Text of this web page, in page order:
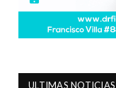
ULTIMAS NOTICIAS